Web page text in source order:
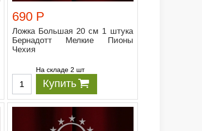
690 Р
Ложка Большая 20 см 1 штука
Бернадотт Мелкие Пионы
Чехия
На складе 2 шт
Купить